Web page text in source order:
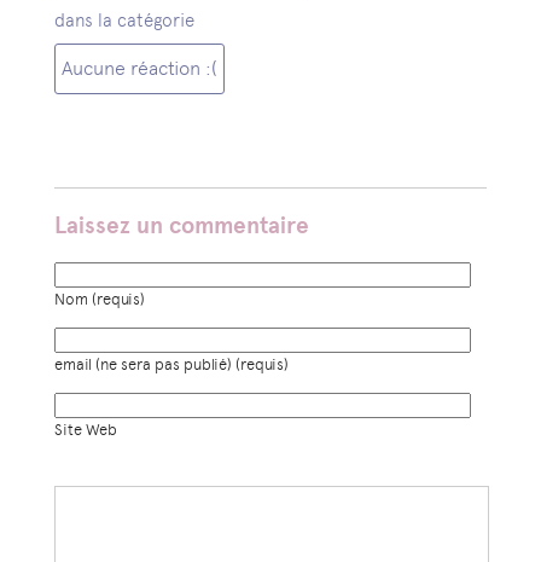
dans la catégorie
Aucune réaction :(
Laissez un commentaire
Nom (requis)
email (ne sera pas publié) (requis)
Site Web